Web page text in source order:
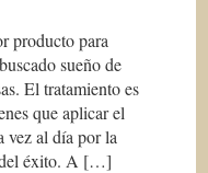
producto para
sueño de
El tratamiento es
que aplicar el
vez al día por la
del éxito. A […]